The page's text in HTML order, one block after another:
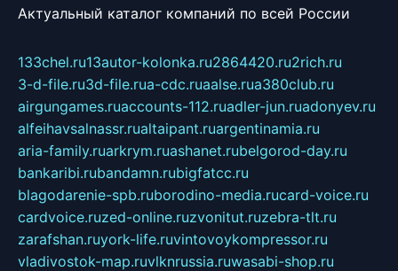
Актуальный каталог компаний по всей России
133chel.ru13autor-kolonka.ru2864420.ru2rich.ru
3-d-file.ru3d-file.rua-cdc.ruaalse.rua380club.ru
airgungames.ruaccounts-112.ruadler-jun.ruadonyev.ru
alfeihavsalnassr.rualtaipant.ruargentinamia.ru
aria-family.ruarkrym.ruashanet.rubelgorod-day.ru
bankaribi.rubandamn.rubigfatcc.ru
blagodarenie-spb.ruborodino-media.rucard-voice.ru
cardvoice.ruzed-online.ruzvonitut.ruzebra-tlt.ru
zarafshan.ruyork-life.ruvintovoykompressor.ru
vladivostok-map.ruvlknrussia.ruwasabi-shop.ru